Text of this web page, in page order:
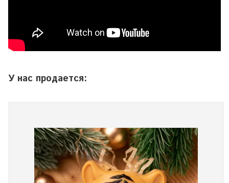
У нас продается: